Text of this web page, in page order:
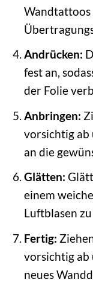
Wandtattoos
Andrücken:
fest an,
der Folie
Anbringen:
vorsichtig ab
an die
Glätten:
einem
Luftblasen
Fertig:
vorsichtig ab
neues